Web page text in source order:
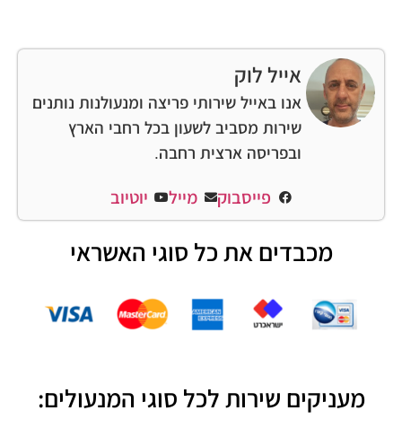
אייל לוק
אנו באייל שירותי פריצה ומנעולנות נותנים
שירות מסביב לשעון בכל רחבי הארץ
ובפריסה ארצית רחבה.
פייסבוק מייל יוטיוב
מכבדים את כל סוגי האשראי
מעניקים שירות לכל סוגי המנעולים: